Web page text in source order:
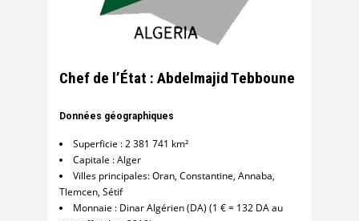
Chef de l’État : Abdelmajid Tebboune
Données géographiques
Superficie : 2 381 741 km²
Capitale : Alger
Villes principales: Oran, Constantine, Annaba,
Tlemcen, Sétif
Monnaie : Dinar Algérien (DA) (1 € = 132 DA au